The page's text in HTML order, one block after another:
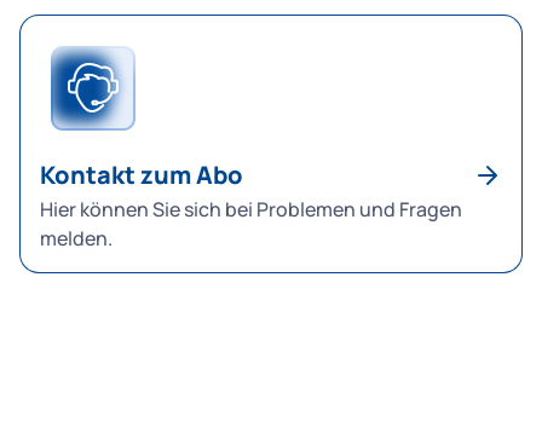
Kontakt zum Abo
Hier können Sie sich bei Problemen und Fragen
melden.